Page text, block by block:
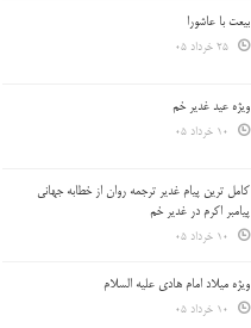
بیعت با عاشورا
ویژه عید غدیر خم
کامل ترین پیام غدیر ترجمه روان از خطابه جهانی
پیامبر اکرم در غدیر خم
ویژه میلاد امام هادی علیه السلام